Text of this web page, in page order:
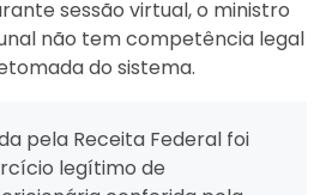
sessão virtual, o ministro
não tem competência legal
do sistema.
pela Receita Federal foi
legítimo de